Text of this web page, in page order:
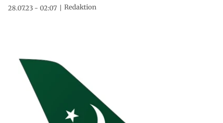
28.07.23 - 02:07 Redaktion